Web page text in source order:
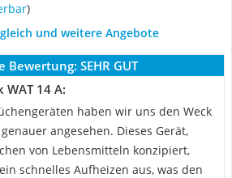
)
und weitere Angebote
Bewertung: SEHR GUT
WAT 14 A:
haben wir uns den Weck
angesehen. Dieses Gerät,
von Lebensmitteln konzipiert,
schnelles Aufheizen aus, was den